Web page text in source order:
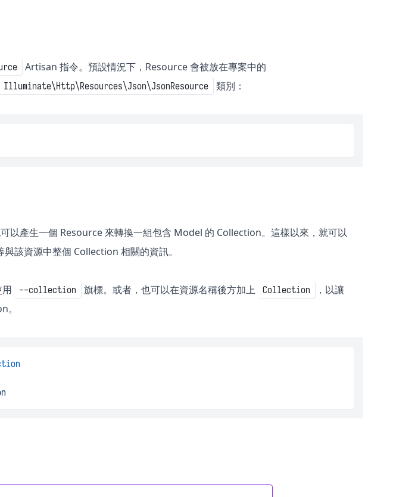
Artisan 指令。預設情況下，Resource 會被放在專案中的
Illuminate\Http\Resources\Json\JsonResource 類別：
以產生一個 Resource 來轉換一組包含 Model 的 Collection。這樣以來，就可以
該資源中整個 Collection 相關的資訊。
--collection 旗標。或者，也可以在資源名稱後方加上 Collection
，以讓